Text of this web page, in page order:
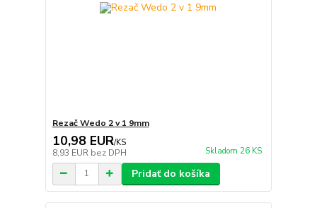
Rezač Wedo 2 v 1 9mm
10,98 EUR/KS
8,93 EUR bez DPH Skladom 26 KS
Pridať do košíka